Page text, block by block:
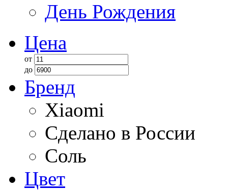
День Рождения
Цена
от
до
Бренд
Xiaomi
Сделано в России
Соль
Цвет